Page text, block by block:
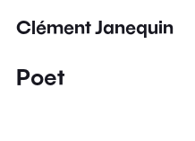
Clément Janequin
Poet